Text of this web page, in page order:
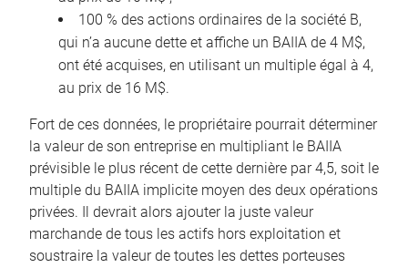
100 % des actions ordinaires de la société B,
qui n’a aucune dette et affiche un BAIIA de 4 M$,
ont été acquises, en utilisant un multiple égal à 4,
au prix de 16 M$.
Fort de ces données, le propriétaire pourrait déterminer
la valeur de son entreprise en multipliant le BAIIA
prévisible le plus récent de cette dernière par 4,5, soit le
multiple du BAIIA implicite moyen des deux opérations
privées. Il devrait alors ajouter la juste valeur
marchande de tous les actifs hors exploitation et
soustraire la valeur de toutes les dettes porteuses